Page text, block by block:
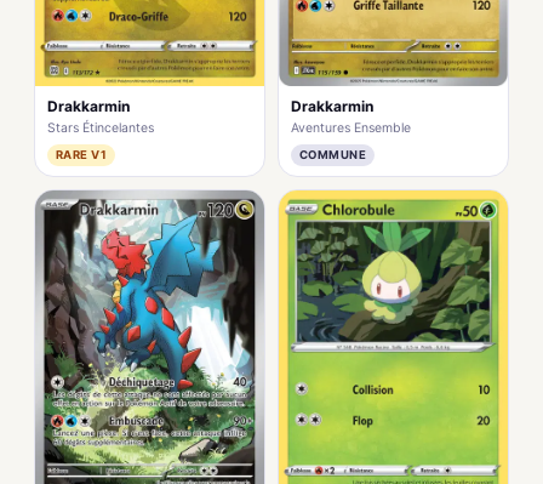
Drakkarmin
Stars Étincelantes
RARE V1
Drakkarmin
Aventures Ensemble
COMMUNE